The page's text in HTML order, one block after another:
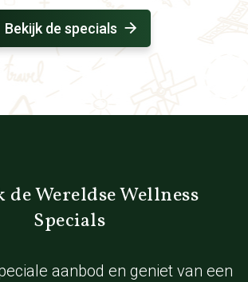
Bekijk de specials
de Wereldse Wellness
Specials
aanbod en geniet van een